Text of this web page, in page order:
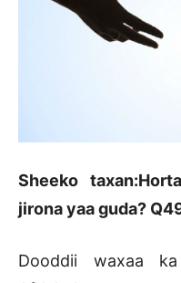
Sheeko
jirona yaa guda?
Dooddii waxaa